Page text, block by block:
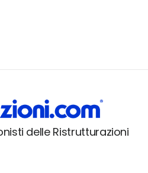
delle Ristrutturazioni